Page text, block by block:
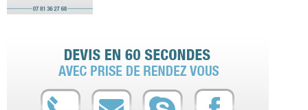
RÉPARATION DE PC À DOMICILE